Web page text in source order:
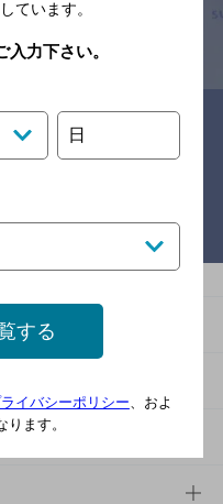
ク
NAVI］
ています。
力下さい。
日
する
イバシーポリシー、およ
ます。